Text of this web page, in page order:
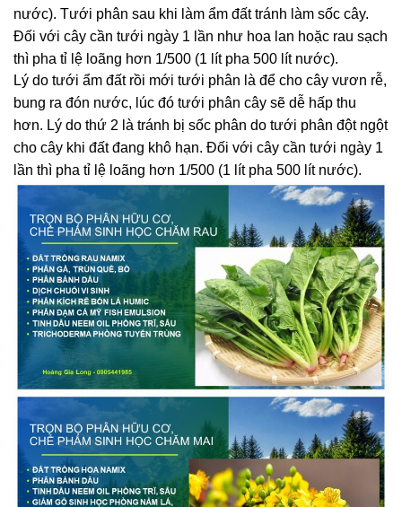
nước). Tưới phân sau khi làm ẩm đất tránh làm sốc cây.
Đối với cây cần tưới ngày 1 lần như hoa lan hoặc rau sạch
thì pha tỉ lệ loãng hơn 1/500 (1 lít pha 500 lít nước).
Lý do tưới ẩm đất rồi mới tưới phân là để cho cây vươn rễ,
bung ra đón nước, lúc đó tưới phân cây sẽ dễ hấp thu
hơn. Lý do thứ 2 là tránh bị sốc phân do tưới phân đột ngột
cho cây khi đất đang khô hạn. Đối với cây cần tưới ngày 1
lần thì pha tỉ lệ loãng hơn 1/500 (1 lít pha 500 lít nước).